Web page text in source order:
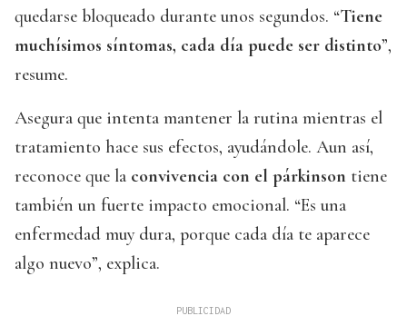
quedarse bloqueado durante unos segundos. “Tiene
muchísimos síntomas, cada día puede ser distinto”,
resume.
Asegura que intenta mantener la rutina mientras el
tratamiento hace sus efectos, ayudándole. Aun así,
reconoce que la convivencia con el párkinson tiene
también un fuerte impacto emocional. “Es una
enfermedad muy dura, porque cada día te aparece
algo nuevo”, explica.